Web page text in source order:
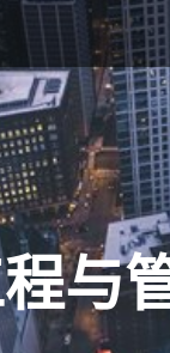
与